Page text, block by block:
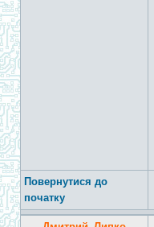
Повернутися до
початку